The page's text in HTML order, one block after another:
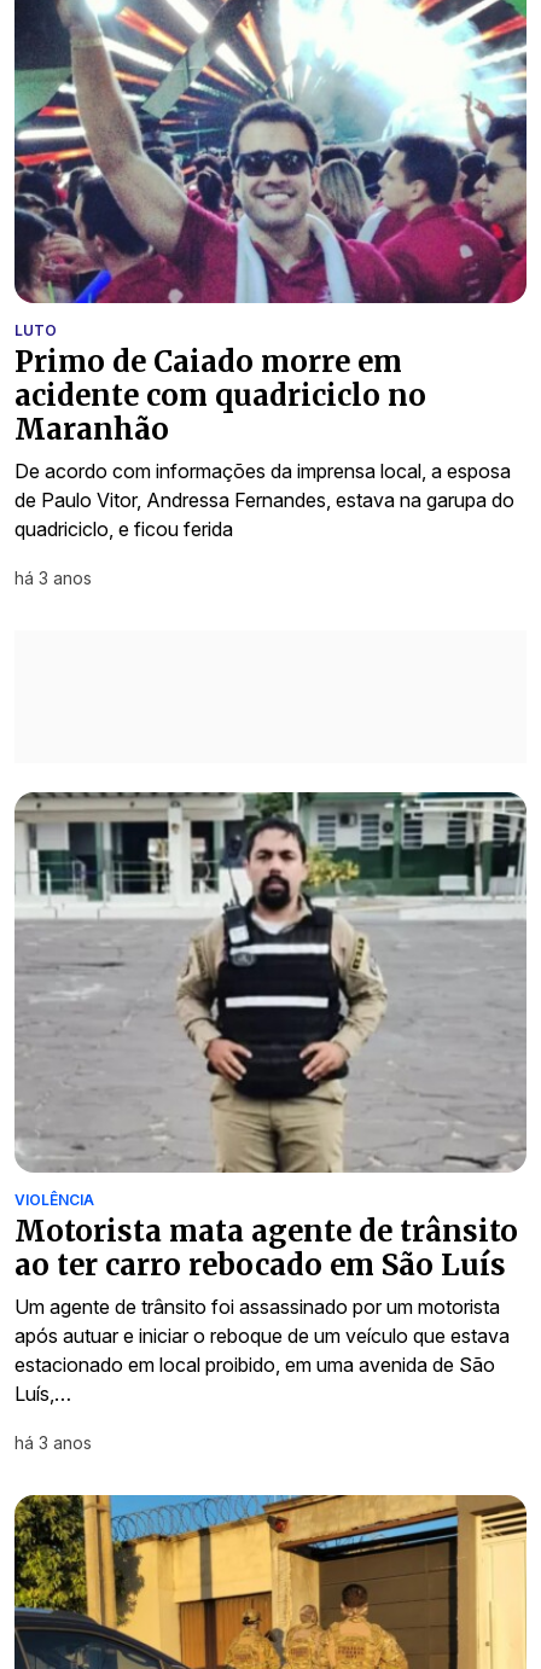
LUTO
Primo de Caiado morre em
acidente com quadriciclo no
Maranhão
De acordo com informações da imprensa local, a esposa
de Paulo Vitor, Andressa Fernandes, estava na garupa do
quadriciclo, e ficou ferida
há 3 anos
VIOLÊNCIA
Motorista mata agente de trânsito
ao ter carro rebocado em São Luís
Um agente de trânsito foi assassinado por um motorista
após autuar e iniciar o reboque de um veículo que estava
estacionado em local proibido, em uma avenida de São
Luís,…
há 3 anos